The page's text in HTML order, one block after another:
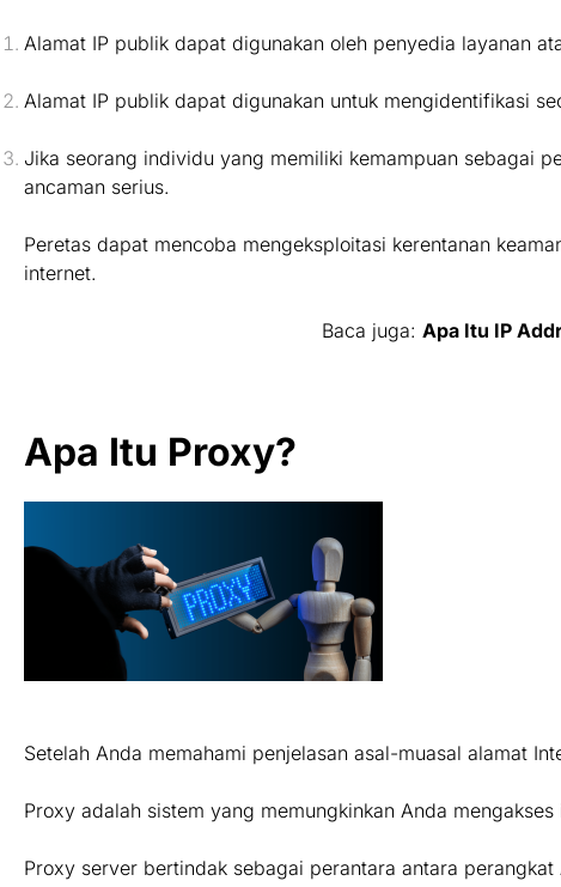
Alamat IP publik dapat digunakan oleh penyedia layanan
Alamat IP publik dapat digunakan untuk mengidentifikasi
Jika seorang individu yang memiliki kemampuan sebagai
ancaman serius.
Peretas dapat mencoba mengeksploitasi kerentanan
internet.
Baca juga: Apa Itu IP
Apa Itu Proxy?
Setelah Anda memahami penjelasan asal-muasal alamat
Proxy adalah sistem yang memungkinkan Anda
Proxy server bertindak sebagai perantara antara